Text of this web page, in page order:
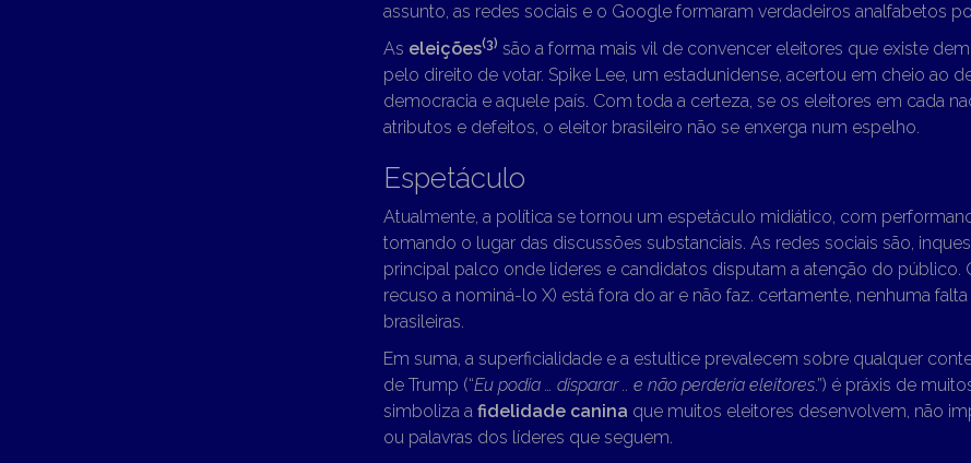
assunto, as redes sociais e o Google formaram verdadeiros analfabetos
As eleições(3) são a forma mais vil de convencer eleitores que existe
pelo direito de votar. Spike Lee, um estadunidense, acertou em cheio ao
democracia e aquele país. Com toda a certeza, se os eleitores em cada
atributos e defeitos, o eleitor brasileiro não se enxerga num espelho.
Espetáculo
Atualmente, a política se tornou um espetáculo midiático, com
tomando o lugar das discussões substanciais. As redes sociais são,
principal palco onde líderes e candidatos disputam a atenção do público.
recuso a nominá-lo X) está fora do ar e não faz. certamente, nenhuma
brasileiras.
Em suma, a superficialidade e a estultice prevalecem sobre qualquer
de Trump (“Eu podia … disparar .. e não perderia eleitores.”) é práxis de
simboliza a fidelidade canina que muitos eleitores desenvolvem, não
ou palavras dos líderes que seguem.